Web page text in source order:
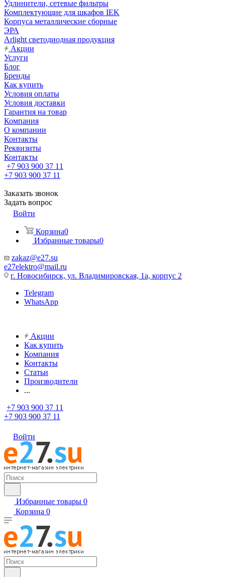
Удлинители, сетевые фильтры
Комплектующие для шкафов IEK
Корпуса металлические сборные
ЭРА
Arlight светодиодная продукция
Акции
Услуги
Блог
Бренды
Как купить
Условия оплаты
Условия доставки
Гарантия на товар
Компания
О компании
Контакты
Реквизиты
Контакты
+7 903 900 37 11
+7 903 900 37 11
Заказать звонок
Задать вопрос
Войти
Корзина0
Избранные товары0
zakaz@e27.su
e27elektro@mail.ru
г. Новосибирск, ул. Владимировская, 1а, корпус 2
Telegram
WhatsApp
Акции
Как купить
Компания
Контакты
Статьи
Производители
...
+7 903 900 37 11
+7 903 900 37 11
Войти
Избранные товары 0
Корзина 0